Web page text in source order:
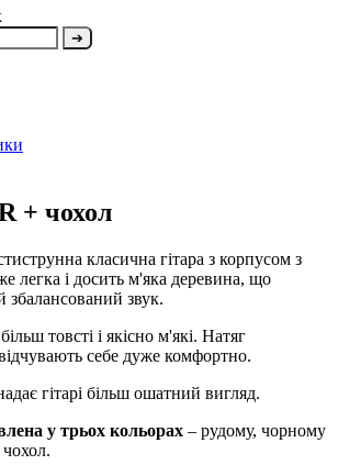
➔
+ чохол
класична гітара з корпусом з
легка і досить м'яка деревина, що
збалансований звук.
більш товсті і якісно м'які. Натяг
себе дуже комфортно.
гітарі більш ошатний вигляд.
у трьох кольорах – рудому, чорному